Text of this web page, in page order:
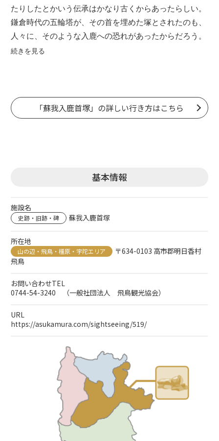
たりしたとかいう伝承はかなり古くからあったらしい。
鎌倉時代の五輪塔が、その首を埋めた塚とされたのも、
人々に、そのような入鹿への恐れがあったからだろう。
「書記」の入鹿暗殺シーンは緊張感あふれる細部の描写
を教えてくれる。事実入鹿は、単なる権勢家の御曹司で
はなく、有能な政治家であったようだ。
続きを見る
「蘇我入鹿首塚」の詳しい行き方はこちら
基本情報
施設名
史跡・旧跡・碑 蘇我入鹿首塚
所在地
山の辺・飛鳥・橿原・宇陀エリア
〒634-0103 高市郡明日香村
飛鳥
お問い合わせTEL
0744-54-3240 （一般社団法人 飛鳥観光協会）
URL
https://asukamura.com/sightseeing/519/